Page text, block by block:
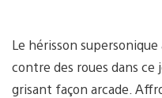
Le hérisson
contre des roues dans
grisant façon arcade.